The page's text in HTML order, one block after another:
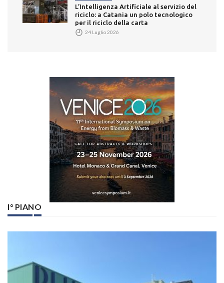
L’Intelligenza Artificiale al servizio del
riciclo: a Catania un polo tecnologico
per il riciclo della carta
24 Luglio 2026
I° PIANO